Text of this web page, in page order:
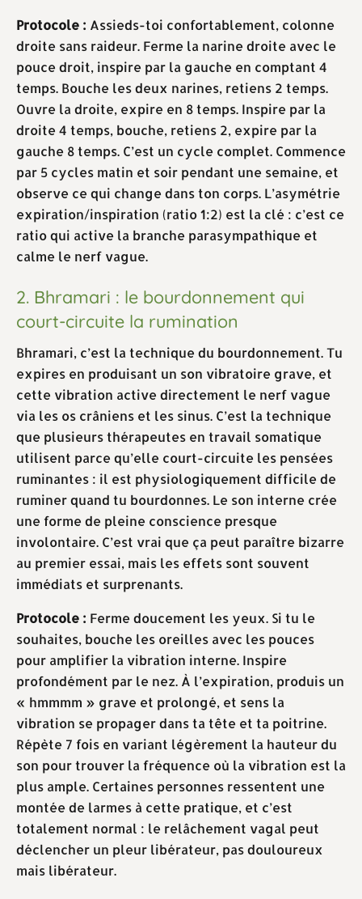
Protocole : Assieds-toi confortablement, colonne
droite sans raideur. Ferme la narine droite avec le
pouce droit, inspire par la gauche en comptant 4
temps. Bouche les deux narines, retiens 2 temps.
Ouvre la droite, expire en 8 temps. Inspire par la
droite 4 temps, bouche, retiens 2, expire par la
gauche 8 temps. C’est un cycle complet. Commence
par 5 cycles matin et soir pendant une semaine, et
observe ce qui change dans ton corps. L’asymétrie
expiration/inspiration (ratio 1:2) est la clé : c’est ce
ratio qui active la branche parasympathique et
calme le nerf vague.
2. Bhramari : le bourdonnement qui
court-circuite la rumination
Bhramari, c’est la technique du bourdonnement. Tu
expires en produisant un son vibratoire grave, et
cette vibration active directement le nerf vague
via les os crâniens et les sinus. C’est la technique
que plusieurs thérapeutes en travail somatique
utilisent parce qu’elle court-circuite les pensées
ruminantes : il est physiologiquement difficile de
ruminer quand tu bourdonnes. Le son interne crée
une forme de pleine conscience presque
involontaire. C’est vrai que ça peut paraître bizarre
au premier essai, mais les effets sont souvent
immédiats et surprenants.
Protocole : Ferme doucement les yeux. Si tu le
souhaites, bouche les oreilles avec les pouces
pour amplifier la vibration interne. Inspire
profondément par le nez. À l’expiration, produis un
« hmmmm » grave et prolongé, et sens la
vibration se propager dans ta tête et ta poitrine.
Répète 7 fois en variant légèrement la hauteur du
son pour trouver la fréquence où la vibration est la
plus ample. Certaines personnes ressentent une
montée de larmes à cette pratique, et c’est
totalement normal : le relâchement vagal peut
déclencher un pleur libérateur, pas douloureux
mais libérateur.